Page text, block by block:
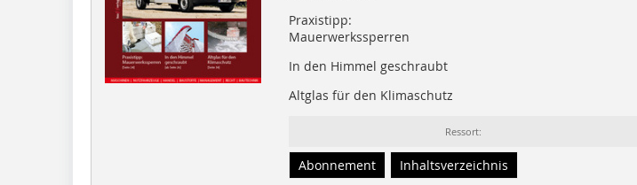
Praxistipp:
Mauerwerkssperren
In den Himmel geschraubt
Altglas für den Klimaschutz
Ressort:
Abonnement Inhaltsverzeichnis